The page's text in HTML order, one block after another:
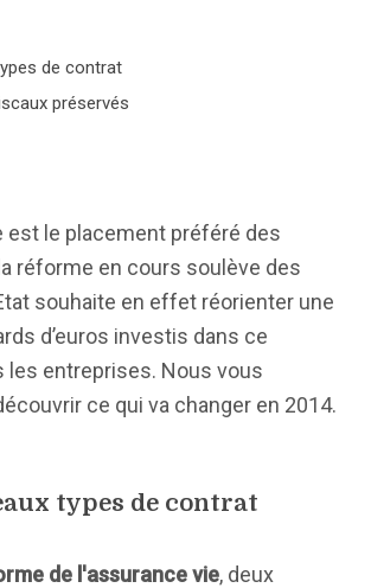
de contrat
préservés
est le placement préféré des
réforme en cours soulève des
souhaite en effet réorienter une
d’euros investis dans ce
les entreprises. Nous vous
ce qui va changer en 2014.
types de contrat
de l'assurance vie, deux